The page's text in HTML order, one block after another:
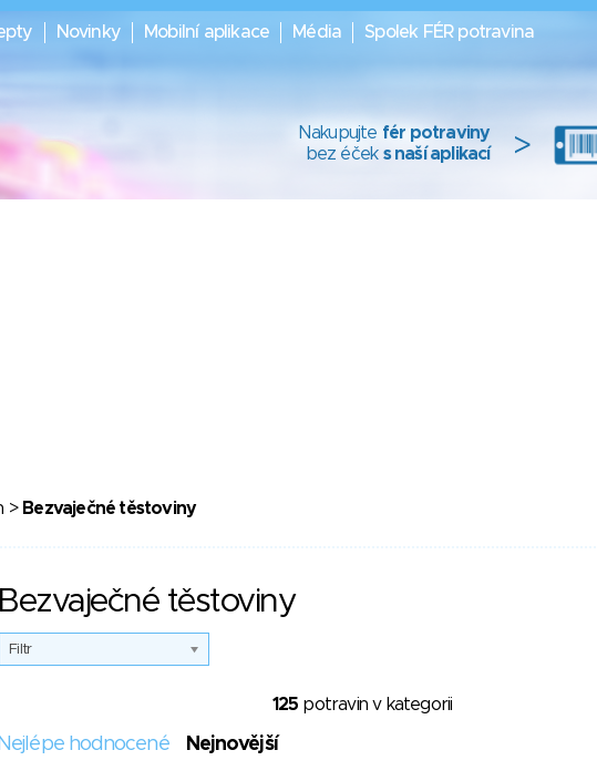
Novinky Mobilní aplikace Média Spolek FÉR potravina
Nakupujte fér potraviny
bez éček s naší aplikací >
> Bezvaječné těstoviny
Bezvaječné těstoviny
Filtr
125 potravin v kategorii
Nejlépe hodnocené Nejnovější